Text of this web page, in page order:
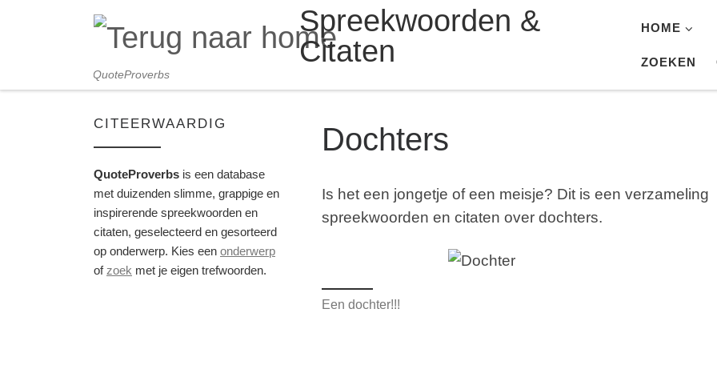
Skip to content
Spreekwoorden &
Citaten
QuoteProverbs
HOME
ZOEKEN
Dochters
Is het een jongetje of een meisje? Dit is een verzameling
spreekwoorden en citaten over dochters.
Een dochter!!!
CITEERWAARDIG
QuoteProverbs is een database
met duizenden slimme, grappige en
inspirerende spreekwoorden en
citaten, geselecteerd en gesorteerd
op onderwerp. Kies een onderwerp
of zoek met je eigen trefwoorden.